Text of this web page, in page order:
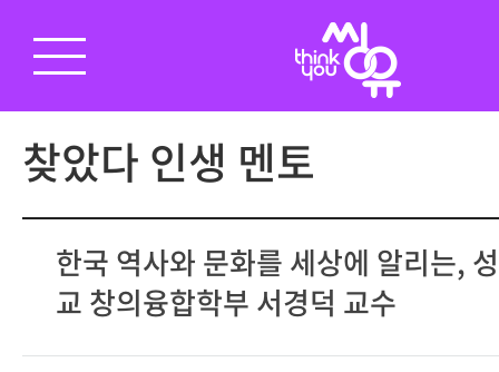
찾았다 인생 멘토
한국 역사와 문화를 세상에 알리는,
교 창의융합학부 서경덕 교수